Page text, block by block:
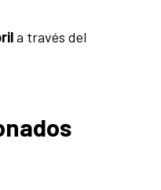
a través del